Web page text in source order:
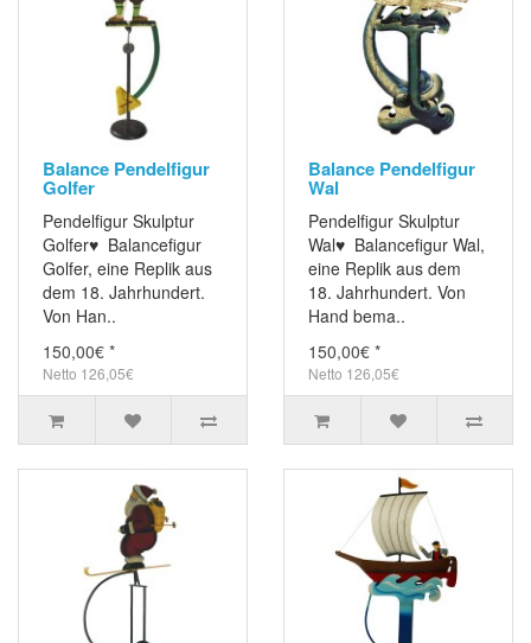
Balance Pendelfigur
Golfer
Pendelfigur Skulptur
Golfer♥ Balancefigur
Golfer, eine Replik aus
dem 18. Jahrhundert.
Von Han..
150,00€ *
Netto 126,05€
Balance Pendelfigur
Wal
Pendelfigur Skulptur
Wal♥ Balancefigur Wal,
eine Replik aus dem
18. Jahrhundert. Von
Hand bema..
150,00€ *
Netto 126,05€